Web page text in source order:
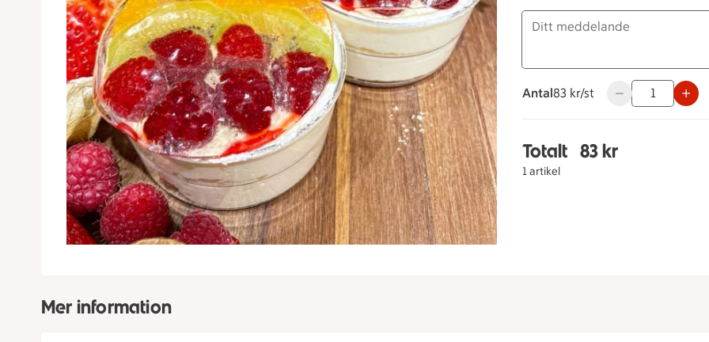
Antal
83 kronor styck
83 kr/st Använd
Totalt
1 artikel
Totalt 1 stycken
83 kr
Mer information